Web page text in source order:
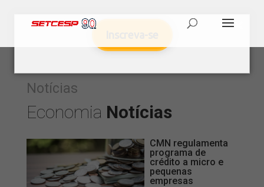
Notícias
Economia Notícias
CMN regulamenta
programa de
crédito a micro e
pequenas
empresas